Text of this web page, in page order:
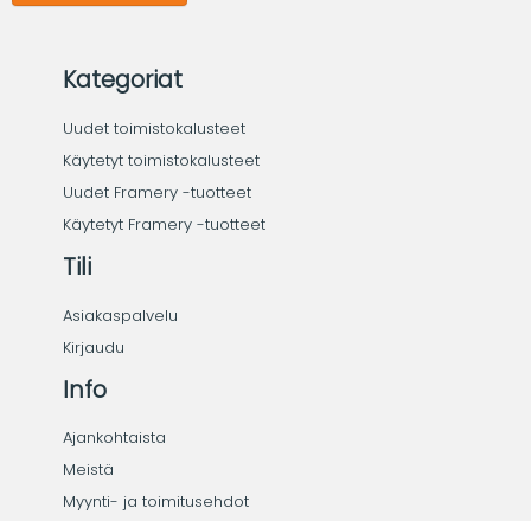
Kategoriat
Uudet toimistokalusteet
Käytetyt toimistokalusteet
Uudet Framery -tuotteet
Käytetyt Framery -tuotteet
Tili
Asiakaspalvelu
Kirjaudu
Info
Ajankohtaista
Meistä
Myynti- ja toimitusehdot